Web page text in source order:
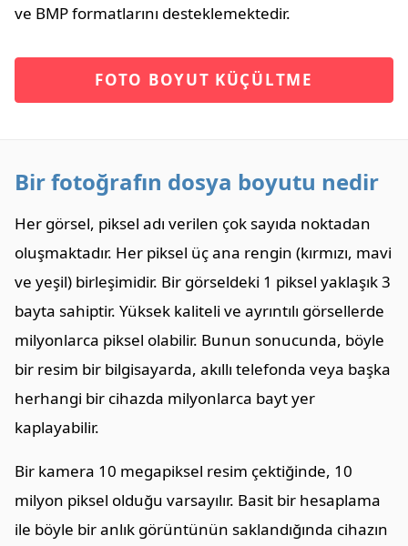
ve BMP formatlarını desteklemektedir.
FOTO BOYUT KÜÇÜLTME
Bir fotoğrafın dosya boyutu nedir
Her görsel, piksel adı verilen çok sayıda noktadan
oluşmaktadır. Her piksel üç ana rengin (kırmızı, mavi
ve yeşil) birleşimidir. Bir görseldeki 1 piksel yaklaşık 3
bayta sahiptir. Yüksek kaliteli ve ayrıntılı görsellerde
milyonlarca piksel olabilir. Bunun sonucunda, böyle
bir resim bir bilgisayarda, akıllı telefonda veya başka
herhangi bir cihazda milyonlarca bayt yer
kaplayabilir.
Bir kamera 10 megapiksel resim çektiğinde, 10
milyon piksel olduğu varsayılır. Basit bir hesaplama
ile böyle bir anlık görüntünün saklandığında cihazın